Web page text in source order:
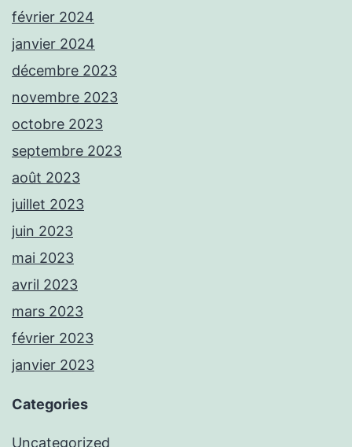
février 2024
janvier 2024
décembre 2023
novembre 2023
octobre 2023
septembre 2023
août 2023
juillet 2023
juin 2023
mai 2023
avril 2023
mars 2023
février 2023
janvier 2023
Categories
Uncategorized